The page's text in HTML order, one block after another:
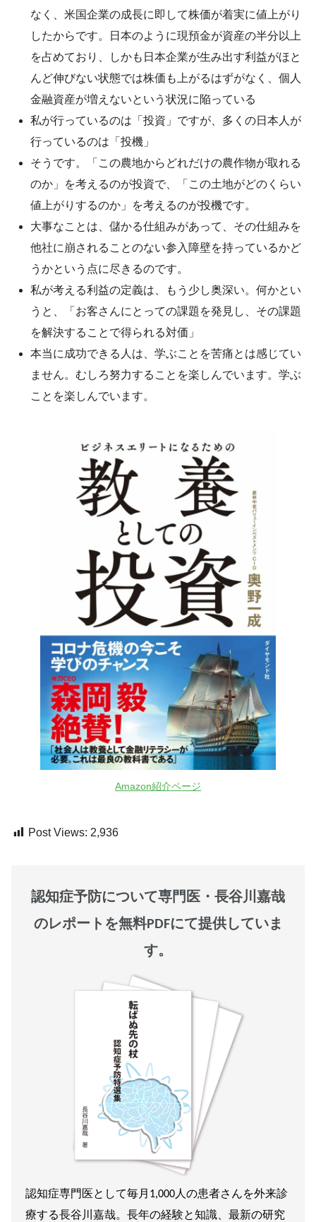
なく、米国企業の成長に即して株価が着実に値上がり
したからです。日本のように現預金が資産の半分以上
を占めており、しかも日本企業が生み出す利益がほと
んど伸びない状態では株価も上がるはずがなく、個人
金融資産が増えないという状況に陥っている
私が行っているのは「投資」ですが、多くの日本人が
行っているのは「投機」
そうです。「この農地からどれだけの農作物が取れる
のか」を考えるのが投資で、「この土地がどのくらい
値上がりするのか」を考えるのが投機です。
大事なことは、儲かる仕組みがあって、その仕組みを
他社に崩されることのない参入障壁を持っているかど
うかという点に尽きるのです。
私が考える利益の定義は、もう少し奥深い。何かとい
うと、「お客さんにとっての課題を発見し、その課題
を解決することで得られる対価」
本当に成功できる人は、学ぶことを苦痛とは感じてい
ません。むしろ努力することを楽しんでいます。学ぶ
ことを楽しんでいます。
Amazon紹介ページ
Post Views: 2,936
認知症予防について専門医・長谷川嘉哉
のレポートを無料PDFにて提供していま
す。
認知症専門医として毎月1,000人の患者さんを外来診
療する長谷川嘉哉。長年の経験と知識、最新の研究